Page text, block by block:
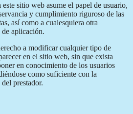
este sitio web asume el papel de usuario,
y cumplimiento riguroso de las
así como a cualesquiera otra
aplicación.
a modificar cualquier tipo de
en el sitio web, sin que exista
en conocimiento de los usuarios
como suficiente con la
prestador.